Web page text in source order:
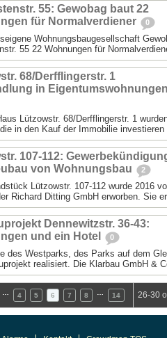
55: Gewobag baut 22
für Normalverdiener
0
Wohnungsbaugesellschaft
55 22 Wohnungen für
68/Derfflingerstr. 1
in
Lützowstr. 68/Derfflingerstr. 1
in den Kauf der Immobilie investieren
107-112:
von Wohnungsbau
2
Lützowstr. 107-112 wurde 2016
Richard Ditting GmbH erworben. Sie
Dennewitzstr. 36-43:
und ein Hotel
0
des Westparks, des Parks auf dem
realisiert. Die Klarbau GmbH &
4 5 6 7 8 14 26-30